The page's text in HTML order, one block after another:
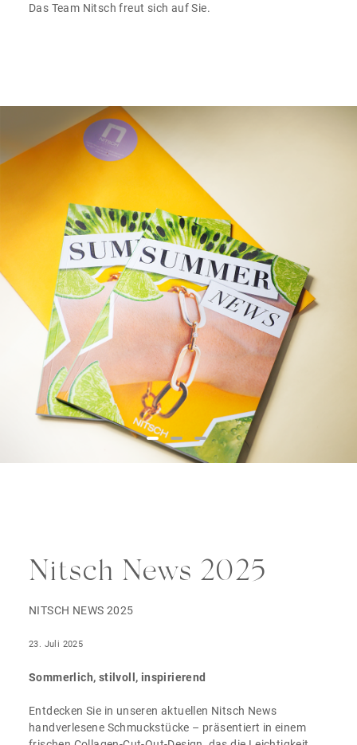
Das Team Nitsch freut sich auf Sie.
Nitsch News 2025
NITSCH NEWS 2025
23. Juli 2025
Sommerlich, stilvoll, inspirierend
Entdecken Sie in unseren aktuellen Nitsch News
handverlesene Schmuckstücke – präsentiert in einem